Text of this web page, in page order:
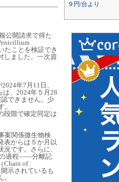
９円/台より
公開請求で得た
たことを検証でき
しました。一次資
年7月11日、
、2024年５月28
できません。少
段階で確定同定は
案関係微生物検
表からは５か月以
です。さらに、
の過程――分離記
Chain of
示されているも